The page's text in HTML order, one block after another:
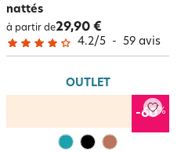
nattés
à partir de29,90 €
4.2/5 - 59 avis
OUTLET
-60%